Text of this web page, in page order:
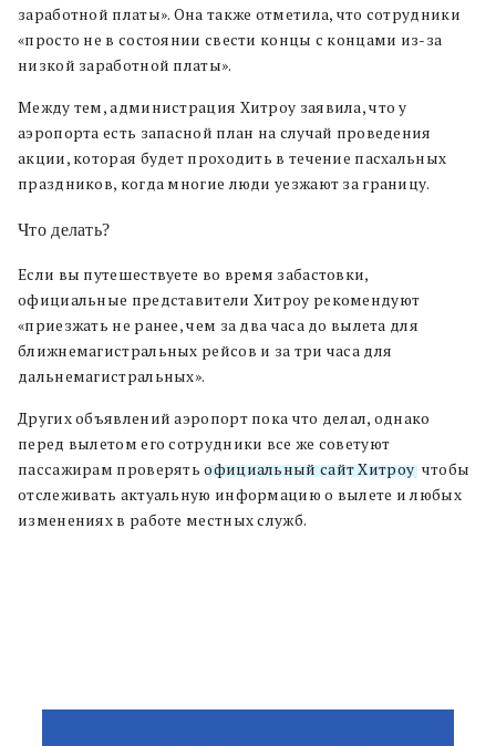
заработной платы». Она также отметила, что сотрудники
«просто не в состоянии свести концы с концами из-за
низкой заработной платы».
Между тем, администрация Хитроу заявила, что у
аэропорта есть запасной план на случай проведения
акции, которая будет проходить в течение пасхальных
праздников, когда многие люди уезжают за границу.
Что делать?
Если вы путешествуете во время забастовки,
официальные представители Хитроу рекомендуют
«приезжать не ранее, чем за два часа до вылета для
ближнемагистральных рейсов и за три часа для
дальнемагистральных».
Других объявлений аэропорт пока что делал, однако
перед вылетом его сотрудники все же советуют
пассажирам проверятьофициальный сайт Хитроу, чтобы
отслеживать актуальную информацию о вылете и любых
изменениях в работе местных служб.